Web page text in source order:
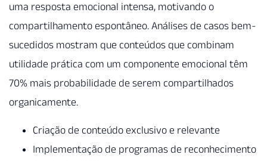
uma resposta emocional intensa, motivando o
compartilhamento espontâneo. Análises de casos bem-
sucedidos mostram que conteúdos que combinam
utilidade prática com um componente emocional têm
70% mais probabilidade de serem compartilhados
organicamente.
Criação de conteúdo exclusivo e relevante
Implementação de programas de reconhecimento